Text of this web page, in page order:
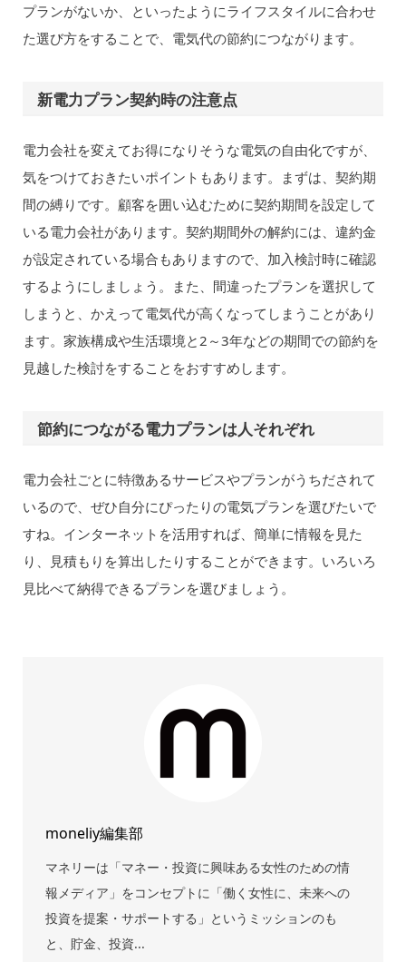
プランがないか、といったようにライフスタイルに合わせ
た選び方をすることで、電気代の節約につながります。
新電力プラン契約時の注意点
電力会社を変えてお得になりそうな電気の自由化ですが、
気をつけておきたいポイントもあります。まずは、契約期
間の縛りです。顧客を囲い込むために契約期間を設定して
いる電力会社があります。契約期間外の解約には、違約金
が設定されている場合もありますので、加入検討時に確認
するようにしましょう。また、間違ったプランを選択して
しまうと、かえって電気代が高くなってしまうことがあり
ます。家族構成や生活環境と2～3年などの期間での節約を
見越した検討をすることをおすすめします。
節約につながる電力プランは人それぞれ
電力会社ごとに特徴あるサービスやプランがうちだされて
いるので、ぜひ自分にぴったりの電気プランを選びたいで
すね。インターネットを活用すれば、簡単に情報を見た
り、見積もりを算出したりすることができます。いろいろ
見比べて納得できるプランを選びましょう。
moneliy編集部
マネリーは「マネー・投資に興味ある女性のための情
報メディア」をコンセプトに「働く女性に、未来への
投資を提案・サポートする」というミッションのも
と、貯金、投資...